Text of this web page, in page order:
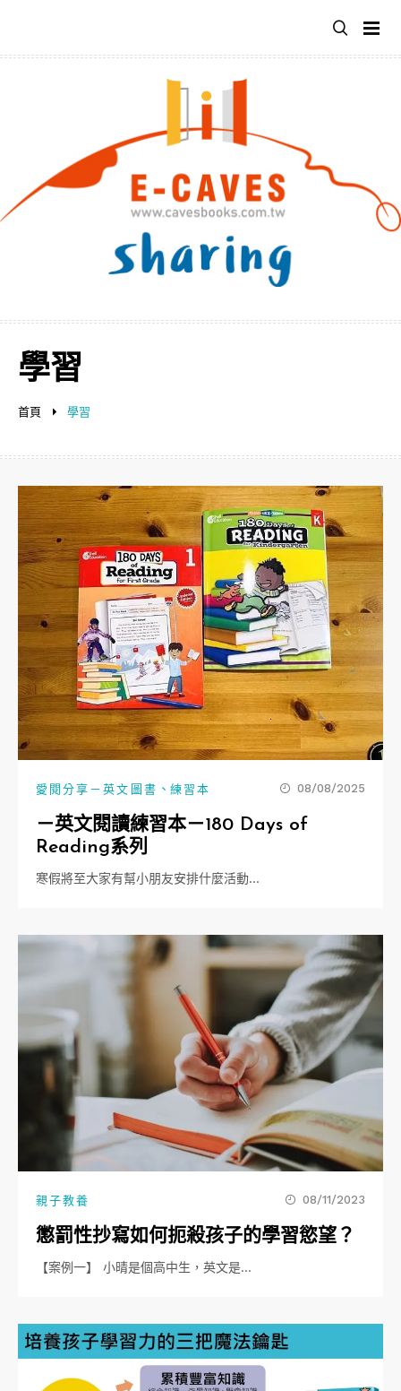
主
首頁 學習
學習
愛閱分享－英文圖書 、 練習本 08/08/2025
－英文閱讀練習本－180 Days of
Reading系列
寒假將至大家有幫小朋友安排什麼活動…
親子教養 08/11/2023
懲罰性抄寫如何扼殺孩子的學習慾望？
【案例一】 小晴是個高中生，英文是…